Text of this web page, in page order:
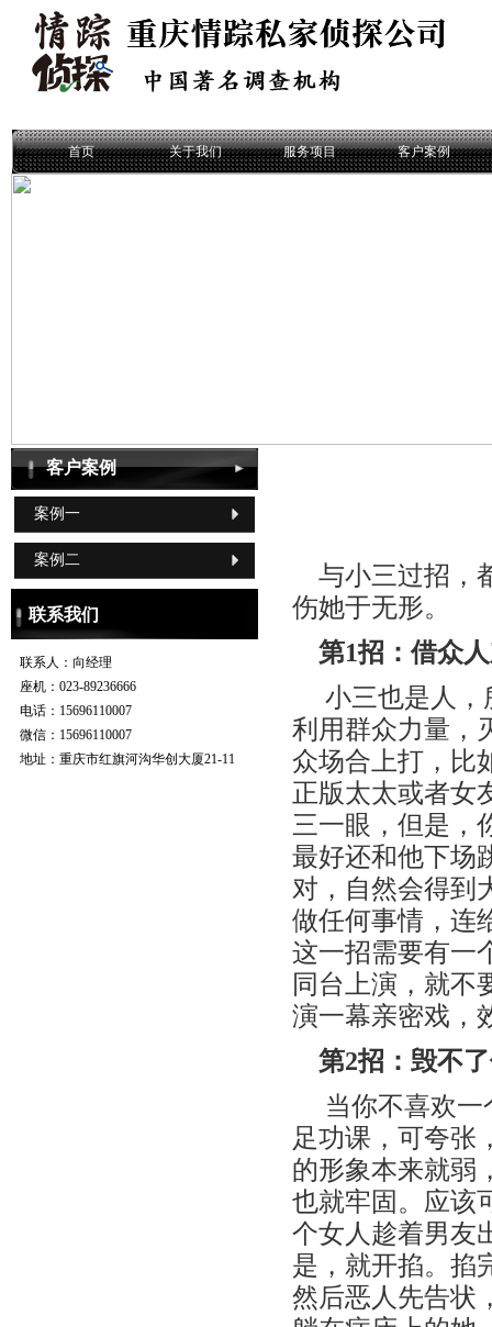
首页 关于我们 服务项目 客户案例
客户案例
案例一
案例二
联系我们
联系人： 向经理
座机： 023-89236666
电话： 15696110007
微信： 15696110007
地址： 重庆市红旗河沟华创大厦21-11
与小三过招，
伤她于无形。
第1招：借众
小三也是人，
利用群众力量，
众场合上打，比
正版太太或者女
三一眼，但是，
最好还和他下场
对，自然会得到
做任何事情，连
这一招需要有一
同台上演，就不
演一幕亲密戏，
第2招：毁不
当你不喜欢
足功课，可夸张
的形象本来就弱
也就牢固。应该
个女人趁着男友
是，就开掐。掐
然后恶人先告状